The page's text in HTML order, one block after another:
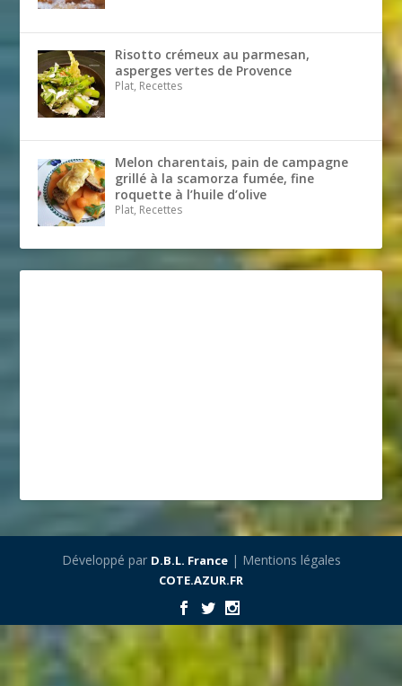
Risotto crémeux au parmesan,
asperges vertes de Provence
Plat, Recettes
Melon charentais, pain de campagne
grillé à la scamorza fumée, fine
roquette à l’huile d’olive
Plat, Recettes
Développé par D.B.L. France| Mentions légales
COTE.AZUR.FR